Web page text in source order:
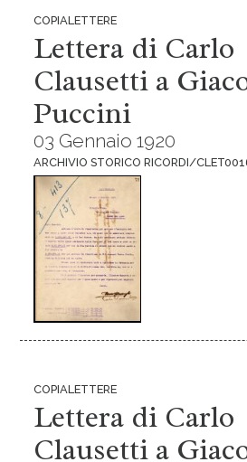
COPIALETTERE
Lettera di Carlo
Clausetti a
Puccini
03 Gennaio 1920
ARCHIVIO STORICO RICORDI/
COPIALETTERE
Lettera di Carlo
Clausetti a